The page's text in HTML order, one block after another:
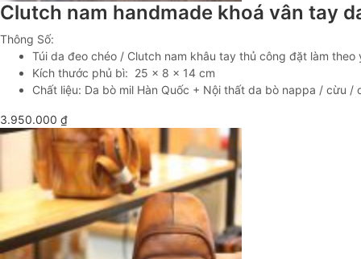
Clutch nam handmade khoá vân tay
Thông Số:
Túi da đeo chéo / Clutch nam khâu tay thủ công đặt làm
Kích thước phủ bì: 25 x 8 x 14 cm
Chất liệu: Da bò mil Hàn Quốc + Nội thất da bò nappa / cừu /
3.950.000 ₫